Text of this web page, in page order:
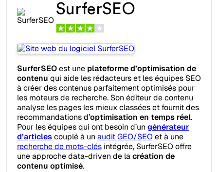
SurferSEO
SurferSEOest une plateforme d’optimisation de
contenu qui aide les rédacteurs et les équipes SEO
à créer des contenus parfaitement optimisés pour
les moteurs de recherche. Son éditeur de contenu
analyse les pages les mieux classées et fournit des
recommandations d’optimisation en temps réel.
Pour les équipes qui ont besoin d’un générateur
d’articlescouplé à un audit GEO/SEO et à une
recherche de mots-clésintégrée, SurferSEO offre
une approche data-driven de lacréation de
contenu optimisé.